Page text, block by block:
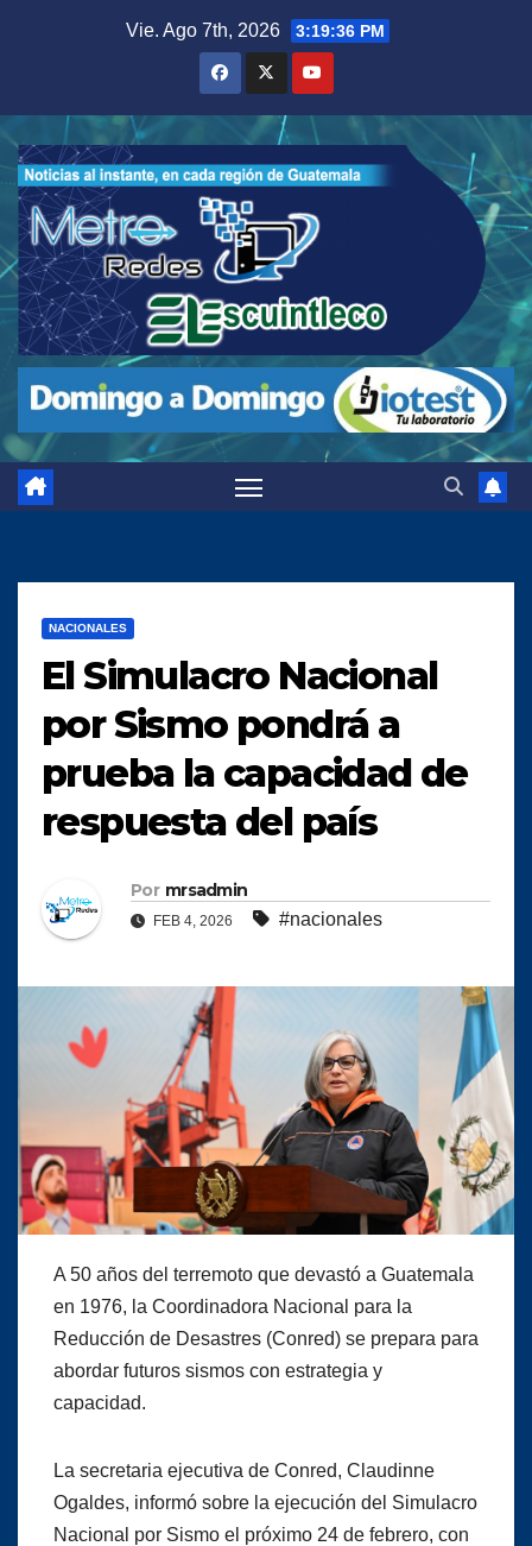
Vie. Ago 7th, 2026 3:19:37 PM
NACIONALES
El Simulacro Nacional
por Sismo pondrá a
prueba la capacidad de
respuesta del país
Por mrsadmin
FEB 4, 2026 #nacionales
A 50 años del terremoto que devastó a Guatemala
en 1976, la Coordinadora Nacional para la
Reducción de Desastres (Conred) se prepara para
abordar futuros sismos con estrategia y
capacidad.
La secretaria ejecutiva de Conred, Claudinne
Ogaldes, informó sobre la ejecución del Simulacro
Nacional por Sismo el próximo 24 de febrero, con